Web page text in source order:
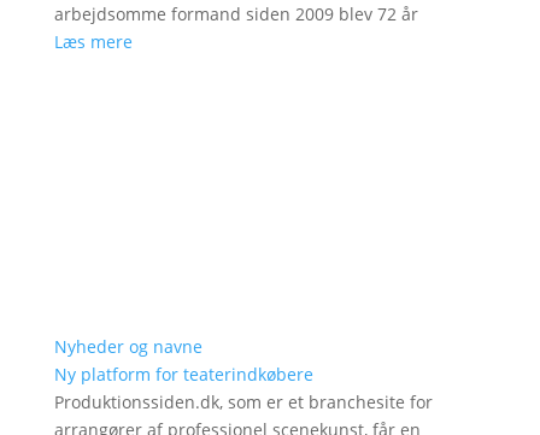
arbejdsomme formand siden 2009 blev 72 år
Læs mere
Nyheder og navne
Ny platform for teaterindkøbere
Produktionssiden.dk, som er et branchesite for
arrangører af professionel scenekunst, får en